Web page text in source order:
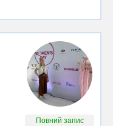
Повний запис